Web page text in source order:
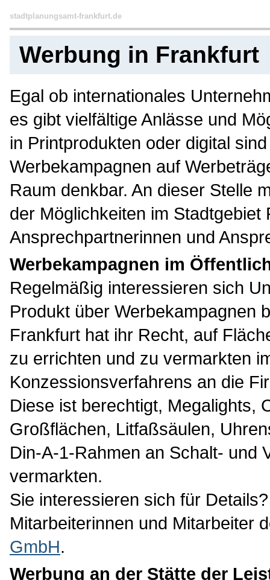
stadtplanungsamt-frankfurt.de
Werbung in Frankfurt
Egal ob internationales
es gibt vielfältige Anlässe und
in Printprodukten oder digital
Werbekampagnen auf
Raum denkbar. An dieser Stelle
der Möglichkeiten im
Ansprechpartnerinnen und
Werbekampagnen im
Regelmäßig interessieren sich
Produkt über Werbekampagnen
Frankfurt hat ihr Recht, auf
zu errichten und zu vermarkten
Konzessionsverfahrens an die
Diese ist berechtigt, Megalights,
Großflächen, Litfaßsäulen,
Din-A-1-Rahmen an Schalt- und
vermarkten.
Sie interessieren sich für
Mitarbeiterinnen und Mitarbeiter
GmbH.
Werbung an der Stätte der